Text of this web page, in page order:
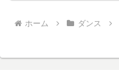
ホーム ダンス